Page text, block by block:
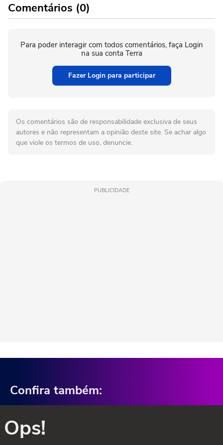
Comentários (0)
Para poder interagir com todos comentários, faça Login
na sua conta Terra
Fazer Login para participar
Os comentários são de responsabilidade exclusiva de seus
autores e não representam a opinião deste site. Se achar algo
que viole os termos de uso, denuncie.
PUBLICIDADE
Confira também:
Ops!